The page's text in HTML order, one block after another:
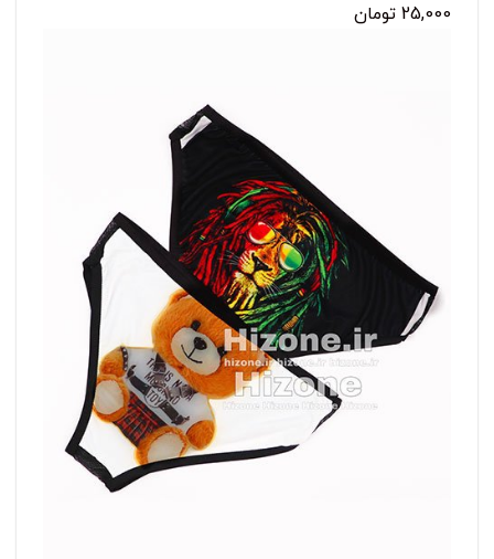
25,000 تومان